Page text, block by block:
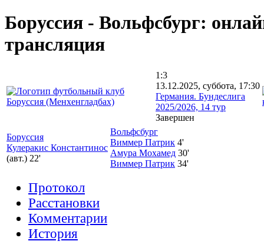
Боруссия - Вольфсбург:
трансляция
1:3
13.12.2025, суббота, 17:30
Германия. Бундеслига
2025/2026, 14 тур
Завершен
Боруссия
Кулеракис Константинос
(авт.) 22'
Вольфсбург
Виммер Патрик 4'
Амура Мохамед 30'
Виммер Патрик 34'
Протокол
Расстановки
Комментарии
История